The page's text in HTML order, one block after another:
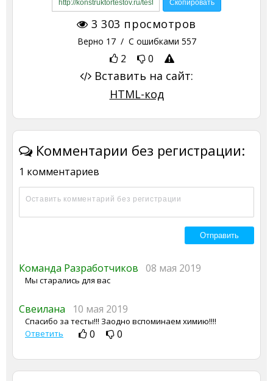
3 303 просмотров
Верно 17/ С ошибками 557
2 0
Вставить на сайт:
HTML-код
Комментарии без регистрации:
1 комментариев
Команда Разработчиков 08 мая 2019
Мы старались для вас
Свеилана 10 мая 2019
Спасибо за тесты!!! Заодно вспоминаем химию!!!!
Ответить
0 0